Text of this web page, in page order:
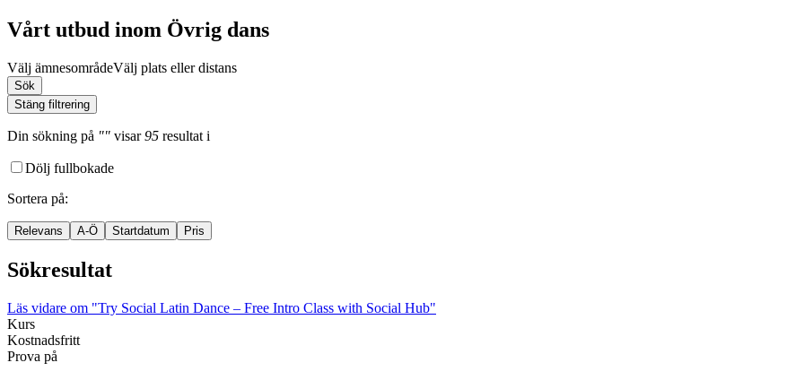
Vårt utbud inom Övrig dans
Välj ämnesområdeVälj plats eller distans
Sök
Stäng filtrering
Din sökning på "" visar95 resultat i
Dölj fullbokade
Sortera på:
Relevans A-Ö Startdatum Pris
Sökresultat
Läs vidare om "Try Social Latin Dance – Free Intro Class with Social Hub"
Kurs
Kostnadsfritt
Prova på